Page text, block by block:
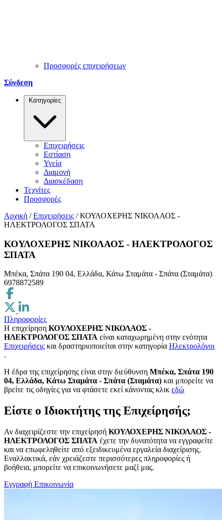
Προσφορές επιχειρήσεων
Σύνδεση
Κατηγορίες
Επιχειρήσεις
Εστίαση
Υγεία
Διαμονή
Διασκέδαση
Τεχνίτες
Προσφορές
Αρχική / Επιχειρήσεις / ΚΟΥΛΟΧΕΡΗΣ ΝΙΚΟΛΑΟΣ -
ΗΛΕΚΤΡΟΛΟΓΟΣ ΣΠΑΤΑ
ΚΟΥΛΟΧΕΡΗΣ ΝΙΚΟΛΑΟΣ - ΗΛΕΚΤΡΟΛΟΓΟΣ
ΣΠΑΤΑ
Μπέκα, Σπάτα 190 04, Ελλάδα, Κάτω Σταμάτα - Σπάτα (Σταμάτα)
6978872589
Πληροφορίες
Η επιχείρηση ΚΟΥΛΟΧΕΡΗΣ ΝΙΚΟΛΑΟΣ -
ΗΛΕΚΤΡΟΛΟΓΟΣ ΣΠΑΤΑ είναι καταχωρημένη στην ενότητα
Επιχειρήσεις και δραστηριοποιείται στην κατηγορία Ηλεκτρολόγοι
.
H έδρα της επιχείρησης είναι στην διεύθυνση Μπέκα, Σπάτα 190
04, Ελλάδα, Κάτω Σταμάτα - Σπάτα (Σταμάτα) και μπορείτε να
βρείτε τις οδηγίες για να φτάσετε εκεί κάνοντας κλικ εδώ
Είστε ο Ιδιοκτήτης της Επιχείρησής;
Αν διαχειρίζεστε την επιχείρησή ΚΟΥΛΟΧΕΡΗΣ ΝΙΚΟΛΑΟΣ -
ΗΛΕΚΤΡΟΛΟΓΟΣ ΣΠΑΤΑ έχετε την δυνατότητα να εγγραφείτε
και να επωφεληθείτε από εξειδικευμένα εργαλεία διαχείρισης.
Εναλλακτικά, εάν χρειάζεστε περισσότερες πληροφορίες ή
βοήθεια, μπορείτε να επικοινωνήσετε μαζί μας.
Εγγραφή Επικοινωνία